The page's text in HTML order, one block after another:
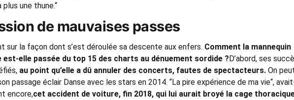
plus une thune.“
de mauvaises passes
sur la façon dont s’est déroulée sa descente aux enfers. Comment la mannequin
est-elle passée du top 15 des charts au dénuement sordide ?D’abord, ses
au point qu’elle a dû annuler des concerts, fautes de spectacteurs. On
passage éclair Danse avec les stars en 2014. “La pire expérience de ma vie“,
encore,cet accident de voiture, fin 2018, qui lui aurait broyé la cage